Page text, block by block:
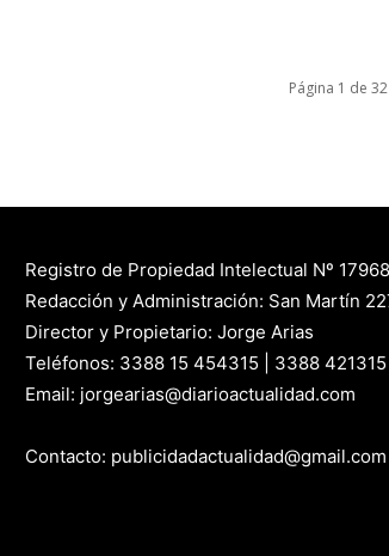
Página 1 de 32
Registro de Propiedad Intelectual Nº
Redacción y Administración: San Martín
Director y Propietario: Jorge Arias
Teléfonos: 3388 15 454315 | 3388 421315
Email: jorgearias@diarioactualidad.com
Contacto: publicidadactualidad@gmail.com